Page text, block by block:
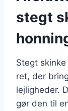
stegt
Stegt
ret, der
lejligheder.
gør den til